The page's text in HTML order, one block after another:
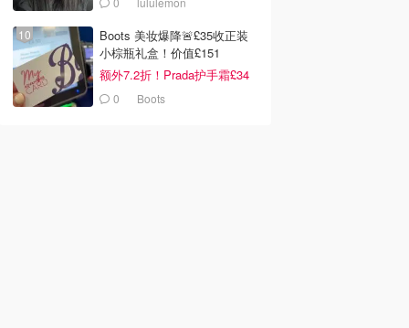
Boots 美妆爆降🚨£35收正装
小棕瓶礼盒！价值£151
额外7.2折！Prada护手霜£34
0 Boots